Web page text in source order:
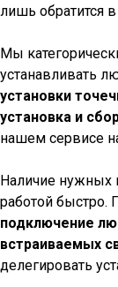
лишь обратится
Мы
устанавливать
установки
установка и
нашем сервисе
Наличие нужных
работой быстро.
подключение
встраиваемых
делегировать